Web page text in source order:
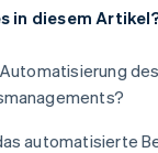
in diesem
des
automatisierte